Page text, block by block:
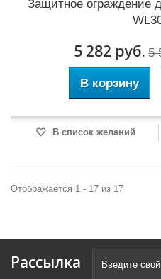
Защитное ограждение
5 282 руб. 5
В корзину
В список желаний
Отображается 1 - 17 из 17
Рассылка